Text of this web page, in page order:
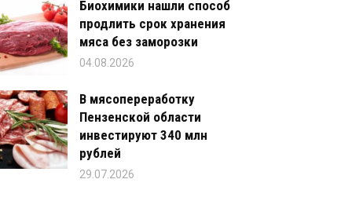
Биохимики нашли способ
продлить срок хранения
мяса без заморозки
04.08.2026
В мясопереработку
Пензенской области
инвестируют 340 млн
рублей
29.07.2026